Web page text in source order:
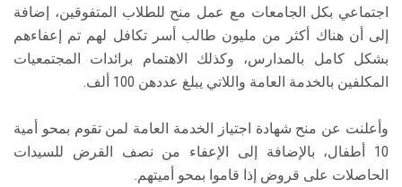
اجتماعي بكل الجامعات مع عمل منح للطلاب المتفوقين، إضافة
إلى أن هناك أكثر من مليون طالب أسر تكافل لهم تم إعفاءهم
بشكل كامل بالمدارس، وكذلك الاهتمام برائدات المجتمعيات
المكلفين بالخدمة العامة واللاتي يبلغ عددهن 100 ألف.
وأعلنت عن منح شهادة اجتياز الخدمة العامة لمن تقوم بمحو أمية
10 أطفال، بالإضافة إلى الإعفاء من نصف القرض للسيدات
الحاصلات على قروض إذا قاموا بمحو أميتهم.